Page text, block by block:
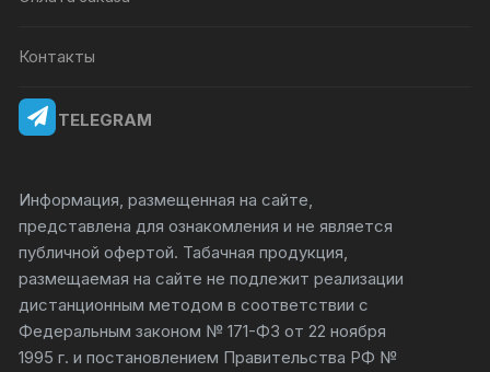
Контакты
TELEGRAM
Информация, размещенная на сайте,
представлена для ознакомления и не является
публичной офертой. Табачная продукция,
размещаемая на сайте не подлежит реализации
дистанционным методом в соответствии с
Федеральным законом № 171-ФЗ от 22 ноября
1995 г. и постановлением Правительства РФ №